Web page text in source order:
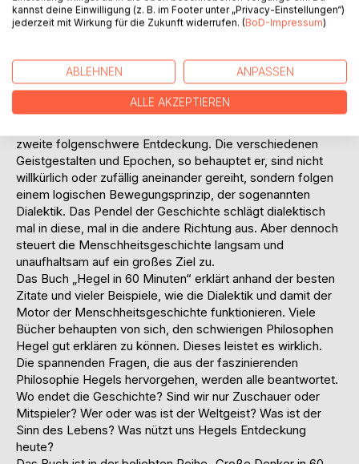
anderen. Wenn wir heute salopp vom sogenannten
„Zeitgeist“ sprechen, geht dies auf Hegels große
alles durchdringenden Geist besitzt. Dieser Zeitgeist oder
wie Hegel auch sagen würde, der Weltgeist, zeigt sich
dann in den jeweiligen Überzeugungen der Menschen, der
Moral, der Gerechtigkeit, der Kunst, Musik und Architektur.
zweite folgenschwere Entdeckung. Die verschiedenen
Geistgestalten und Epochen, so behauptet er, sind nicht
willkürlich oder zufällig aneinander gereiht, sondern folgen
einem logischen Bewegungsprinzip, der sogenannten
Dialektik. Das Pendel der Geschichte schlägt dialektisch
mal in diese, mal in die andere Richtung aus. Aber dennoch
steuert die Menschheitsgeschichte langsam und
unaufhaltsam auf ein großes Ziel zu.
Das Buch „Hegel in 60 Minuten“ erklärt anhand der besten
Zitate und vieler Beispiele, wie die Dialektik und damit der
Motor der Menschheitsgeschichte funktionieren. Viele
Bücher behaupten von sich, den schwierigen Philosophen
Hegel gut erklären zu können. Dieses leistet es wirklich.
Die spannenden Fragen, die aus der faszinierenden
Philosophie Hegels hervorgehen, werden alle beantwortet.
Wo endet die Geschichte? Sind wir nur Zuschauer oder
Mitspieler? Wer oder was ist der Weltgeist? Was ist der
Sinn des Lebens? Was nützt uns Hegels Entdeckung
heute?
kannst deine Einwilligung (z. B. im Footer unter „Privacy-Einstellungen“)
jederzeit mit Wirkung für die Zukunft widerrufen. (BoD-Impressum)
ABLEHNEN ANPASSEN
ALLE AKZEPTIEREN